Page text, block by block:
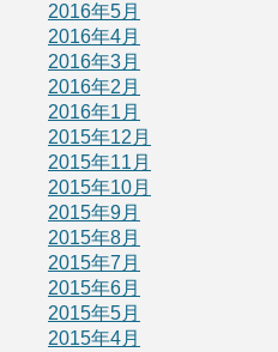
2016年5月
2016年4月
2016年3月
2016年2月
2016年1月
2015年12月
2015年11月
2015年10月
2015年9月
2015年8月
2015年7月
2015年6月
2015年5月
2015年4月